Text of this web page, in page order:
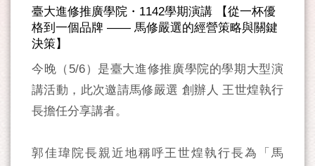
臺大進修推廣學院・1142學期演講 【從一杯優
格到一個品牌 —— 馬修嚴選的經營策略與關鍵
決策】
今晚（5/6）是臺大進修推廣學院的學期大型演
講活動，此次邀請馬修嚴選 創辦人 王世煌執行
長擔任分享講者。
郭佳瑋院長親近地稱呼王世煌執行長為「馬